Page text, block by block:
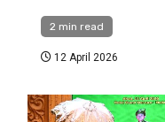
2 min read
12 April 2026